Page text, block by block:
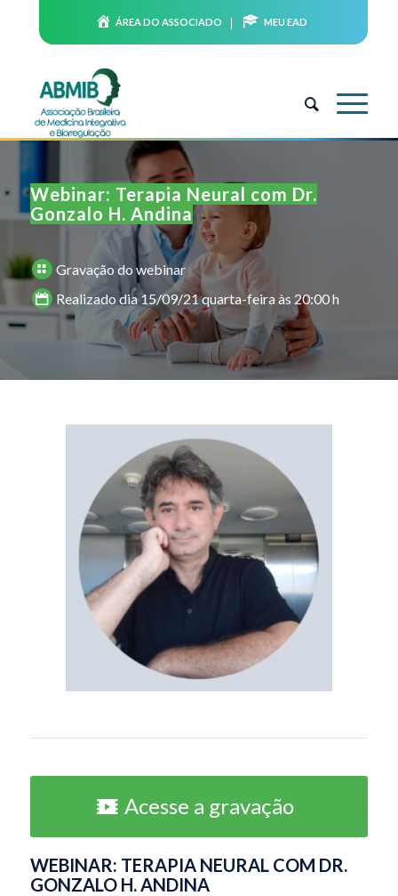
ÁREA DO ASSOCIADO MEU EAD
Webinar: Terapia Neural com Dr.
Gonzalo H. Andina
Gravação do webinar
Realizado dia 15/09/21 quarta-feira às 20:00 h
Acesse a gravação
WEBINAR: TERAPIA NEURAL COM DR.
GONZALO H. ANDINA